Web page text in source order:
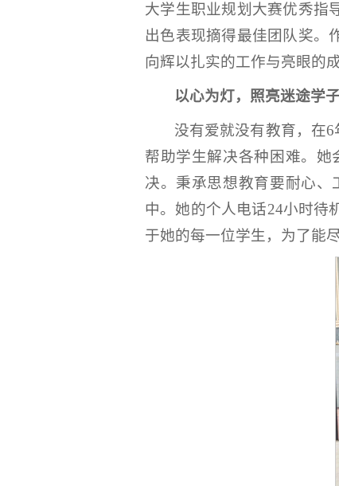
大学生职业规划大赛优秀指
出色表现摘得最佳团队奖。
向辉以扎实的工作与亮眼的
以心为灯，照亮迷途学
没有爱就没有教育，在
帮助学生解决各种困难。
决。秉承思想教育要耐心
中。她的个人电话24小时待
于她的每一位学生，为了能